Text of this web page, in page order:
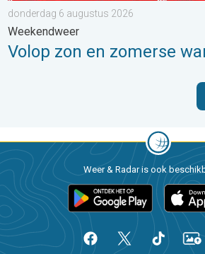
donderdag 6 augustus 2026
Weekendweer
Volop zon en zomerse
Weer & Radar is ook